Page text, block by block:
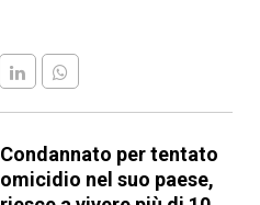
Condannato per tentato
omicidio nel suo paese,